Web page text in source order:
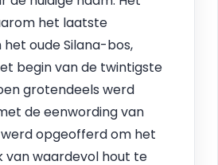
het laatste
oude Silana-bos,
begin van de twintigste
grotendeels werd
de eenwording van
opgeofferd om het
van waardevol hout te